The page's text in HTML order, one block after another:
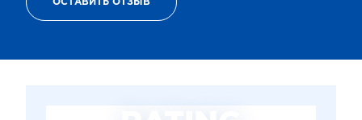
ТЕРАПИЯ САХАРНОГО ДИАБЕТА
ОСТАВИТЬ ОТЗЫВ